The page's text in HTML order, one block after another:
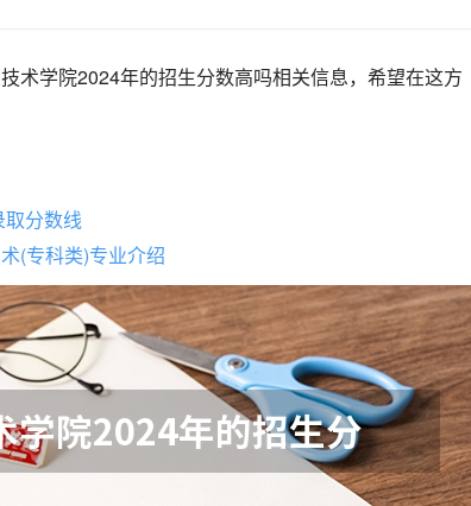
术学院2024年的招生分数高吗相关信息，希望在这方
分数线
(专科类)专业介绍